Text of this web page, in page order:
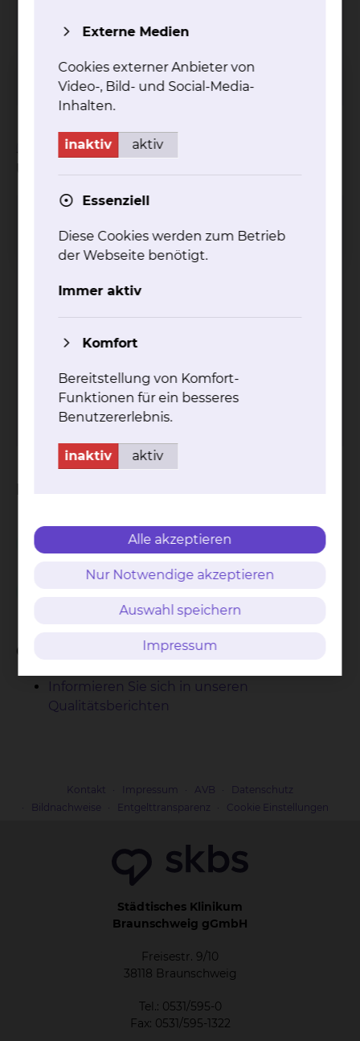
Tel.:
+49 531 595 2776
Per E-Mail kontaktieren
Sie möchten Befunde oder
Tel.:+49 531 595 2776
Fax: +49 531 595 2777
Per E-Mail kontaktieren
Lungentumorkonferenz
Qualitätsberichte
Informieren Sie sich in unseren
Qualitätsberichten
Kontakt Impressum AVB
Datenschutz
Bildnachweise
Entgelttransparenz Cookie Einstellungen
Städtisches Klinikum
Braunschweig gGmbH
Freisestr. 9/10
38118 Braunschweig
Tel.: 0531/595-0
Fax: 0531/595-1322
Externe Medien
Cookies externer Anbieter von
Video-, Bild- und Social-Media-
Inhalten.
inaktiv aktiv
Essenziell
Diese Cookies werden zum Betrieb
der Webseite benötigt.
Immer aktiv
Komfort
Bereitstellung von Komfort-
Funktionen für ein besseres
Benutzererlebnis.
inaktiv aktiv
Alle akzeptieren
Nur Notwendige akzeptieren
Auswahl speichern
Impressum